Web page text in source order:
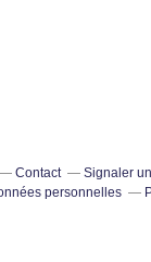
Contact Signaler
personnelles